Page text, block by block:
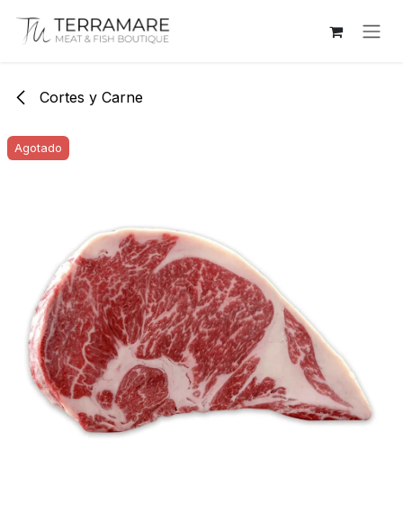
Cortes y Carne
Agotado